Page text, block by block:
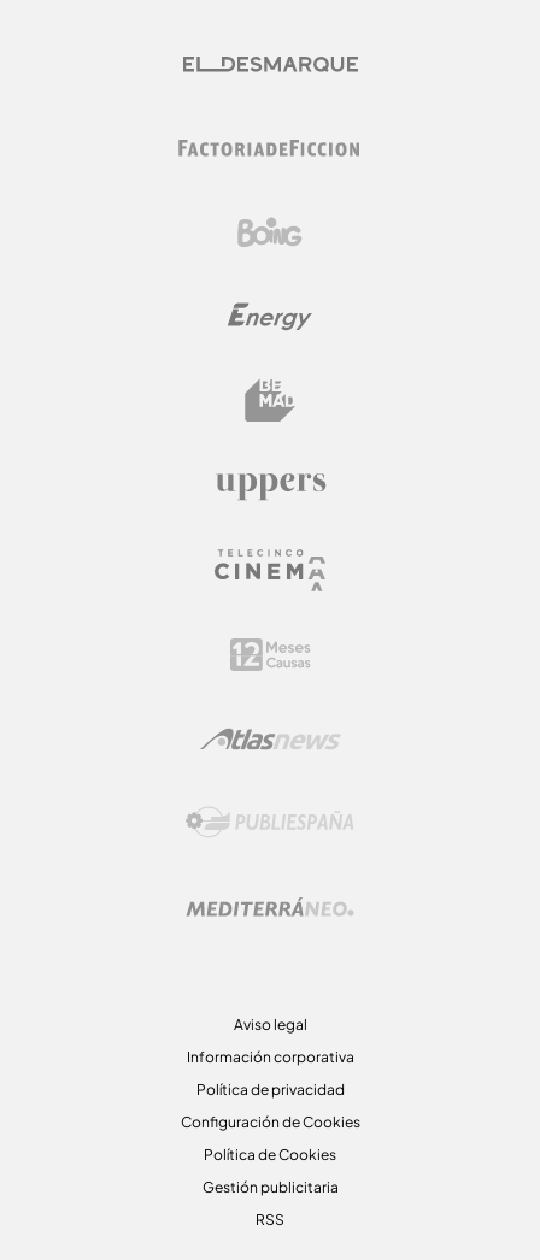
Aviso legal
Información corporativa
Política de privacidad
Configuración de Cookies
Política de Cookies
Gestión publicitaria
RSS